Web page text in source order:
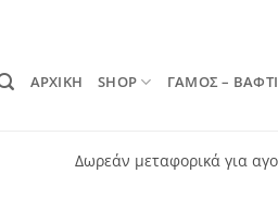
ΑΡΧΙΚΗ SHOP ΓΑΜΟΣ –
Δωρεάν μεταφορικά για